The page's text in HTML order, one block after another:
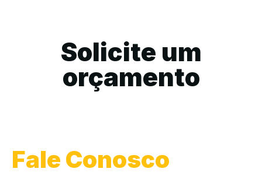
Solicite um
orçamento
Fale Conosco